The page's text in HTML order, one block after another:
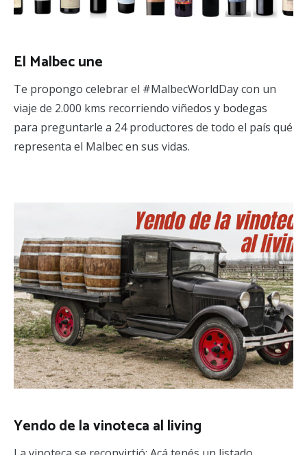
El Malbec une
Te propongo celebrar el #MalbecWorldDay con un
viaje de 2.000 kms recorriendo viñedos y bodegas
para preguntarle a 24 productores de todo el país qué
representa el Malbec en sus vidas.
Yendo de la vinoteca al living